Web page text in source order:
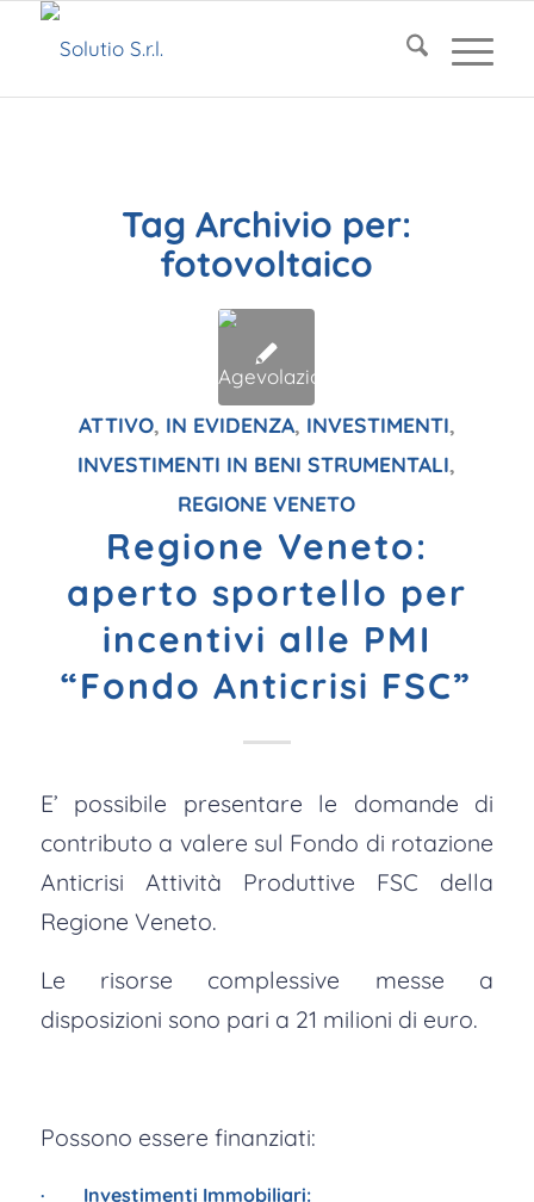
Tag Archivio per:
fotovoltaico
ATTIVO, IN EVIDENZA, INVESTIMENTI,
INVESTIMENTI IN BENI STRUMENTALI,
REGIONE VENETO
Regione Veneto:
aperto sportello per
incentivi alle PMI
“Fondo Anticrisi FSC”
E’ possibile presentare le domande di
contributo a valere sul Fondo di rotazione
Anticrisi Attività Produttive FSC della
Regione Veneto.
Le risorse complessive messe a
disposizioni sono pari a 21 milioni di euro.
Possono essere finanziati:
· Investimenti Immobiliari: